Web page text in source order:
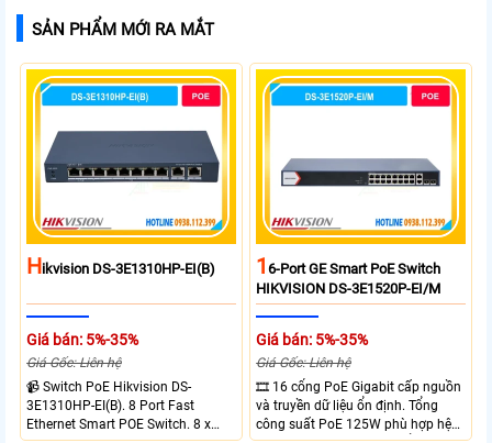
SẢN PHẨM MỚI RA MẮT
HIkvision DS-3E1310HP-EI(B)
Giá bán: 5%-35%
Giá Gốc: Liên hệ
📹 Switch PoE Hikvision DS-
3E1310HP-EI(B). 8 Port Fast
Ethernet Smart POE Switch. 8 x
16-Port GE Smart PoE Switch
HIKVISION DS-3E1520P-EI/M
Giá bán: 5%-35%
Giá Gốc: Liên hệ
🎞 16 cổng PoE Gigabit cấp nguồn
và truyền dữ liệu ổn định. Tổng
công suất PoE 125W phù hợp hệ